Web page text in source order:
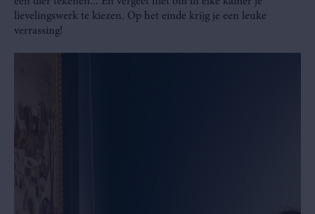
lievelingswerk te kiezen. Op het einde krijg je een leuke
verrassing!